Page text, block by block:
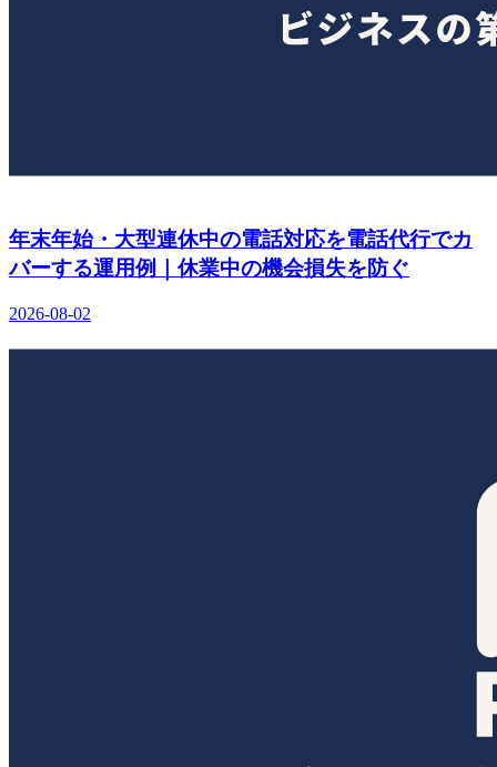
年末年始・大型連休中の電話対応を電話代行でカ
バーする運用例｜休業中の機会損失を防ぐ
2026-08-02